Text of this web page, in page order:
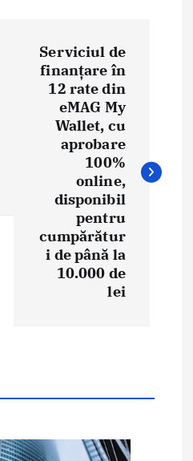
Serviciul de
finanțare în
12 rate din
eMAG My
Wallet, cu
aprobare
100%
online,
disponibil
pentru
cumpărătur
i de până la
10.000 de
lei